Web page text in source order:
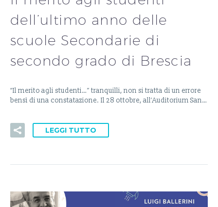
dell’ultimo anno delle
scuole Secondarie di
secondo grado di Brescia
“Il merito agli studenti…” tranquilli, non si tratta di un errore
bensì di una constatazione. Il 28 ottobre, all’Auditorium San…
LEGGI TUTTO